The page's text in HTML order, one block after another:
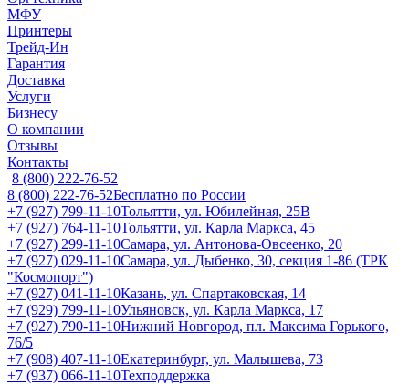
МФУ
Принтеры
Трейд-Ин
Гарантия
Доставка
Услуги
Бизнесу
О компании
Отзывы
Контакты
8 (800) 222-76-52
8 (800) 222-76-52Бесплатно по России
+7 (927) 799-11-10Тольятти, ул. Юбилейная, 25В
+7 (927) 764-11-10Тольятти, ул. Карла Маркса, 45
+7 (927) 299-11-10Самара, ул. Антонова-Овсеенко, 20
+7 (927) 029-11-10Самара, ул. Дыбенко, 30, секция 1-86 (ТРК
"Космопорт")
+7 (927) 041-11-10Казань, ул. Спартаковская, 14
+7 (929) 799-11-10Ульяновск, ул. Карла Маркса, 17
+7 (927) 790-11-10Нижний Новгород, пл. Максима Горького,
76/5
+7 (908) 407-11-10Екатеринбург, ул. Малышева, 73
+7 (937) 066-11-10Техподдержка